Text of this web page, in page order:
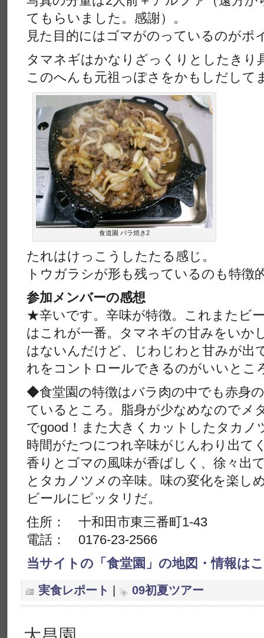
てもらいました。感謝）。
見た目的にはゴマがのっているのがポ
タマネギはかなりざっくりとしたきり
このへんも元祖っぽさをかもしだして
食道園 バラ焼き2
たれはけっこうしたたる感じ。
トウガラシが形も残っているのも特徴
参加メンバーの感想
★辛いです。辛味が特徴。これまたビ
はこれが一番。タマネギの甘みをいか
はないんだけど、じわじわと甘みが出
れをコントロールできるのがいいとこ
◆食堂園の特徴はバラ肉の中でも赤身
ているところ。脂身が少なめなのでメ
でgood！また大きくカットしたタカノ
時間がたつにつれ辛味がじんわり出て
香りとゴマの風味が香ばしく、徐々出
とタカノツメの辛味。味の変化を楽し
ビールにピッタリだ。
住所： 十和田市東三番町1-43
電話： 0176-23-2566
当サイトの「食堂園」の地図・情報は
実食レポート 09初夏ツアー